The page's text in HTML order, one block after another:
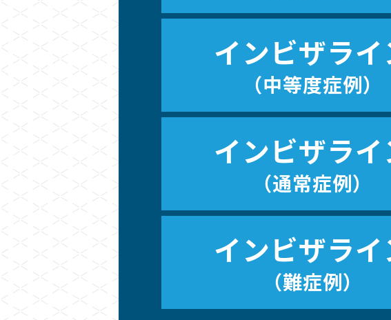
インビザライ
（中等度症例）
インビザライ
（通常症例）
インビザライ
（難症例）